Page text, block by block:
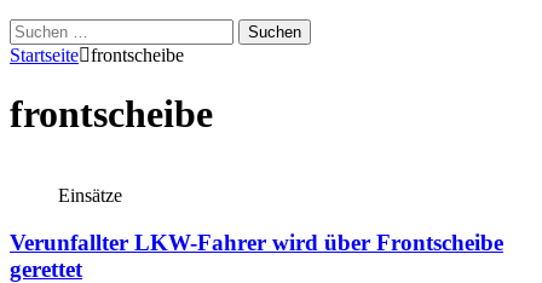
Suchen
nach:
Startseite frontscheibe
frontscheibe
Einsätze
Verunfallter LKW-Fahrer wird über Frontscheibe
gerettet